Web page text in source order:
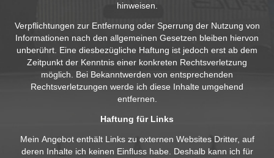
hinweisen.
Verpflichtungen zur Entfernung oder Sperrung der Nutzung von
Informationen nach den allgemeinen Gesetzen bleiben hiervon
unberührt. Eine diesbezügliche Haftung ist jedoch erst ab dem
Zeitpunkt der Kenntnis einer konkreten Rechtsverletzung
möglich. Bei Bekanntwerden von entsprechenden
Rechtsverletzungen werde ich diese Inhalte umgehend
entfernen.
Haftung für Links
Mein Angebot enthält Links zu externen Websites Dritter, auf
deren Inhalte ich keinen Einfluss habe. Deshalb kann ich für